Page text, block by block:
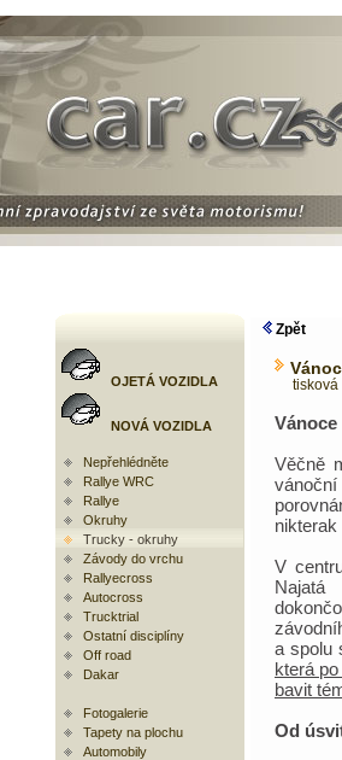
OJETÁ VOZIDLA
NOVÁ VOZIDLA
Nepřehlédněte
Rallye WRC
Rallye
Okruhy
Trucky - okruhy
Závody do vrchu
Rallyecross
Autocross
Trucktrial
Ostatní disciplíny
Off road
Dakar
Fotogalerie
Tapety na plochu
Automobily
Zpět
tisková
Věčně
V
a spolu
která
bavit
Od